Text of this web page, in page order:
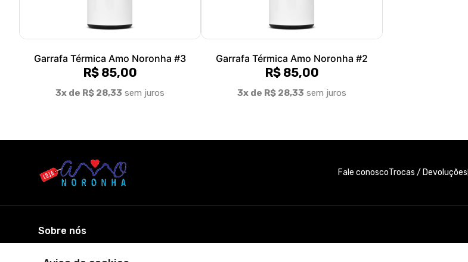
Garrafa Térmica Amo Noronha #3
R$ 85,00
3x de R$ 28,33 sem juros
Garrafa Térmica Amo Noronha #2
R$ 85,00
3x de R$ 28,33 sem juros
Fale conoscoTrocas / Devoluções
Sobre nós